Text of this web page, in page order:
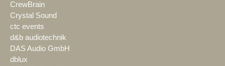
CrewBrain
Crystal Sound
ctc events
d&b audiotechnik
DAS Audio GmbH
dblux